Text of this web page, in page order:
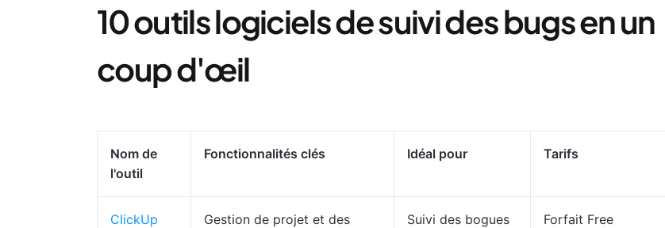
10 outils logiciels de suivi des bugs en un
coup d'œil
Nom de
l'outil
Fonctionnalités clés Idéal pour Tarifs
ClickUp
Gestion de projet et des
Suivi des bogues
Forfait Free